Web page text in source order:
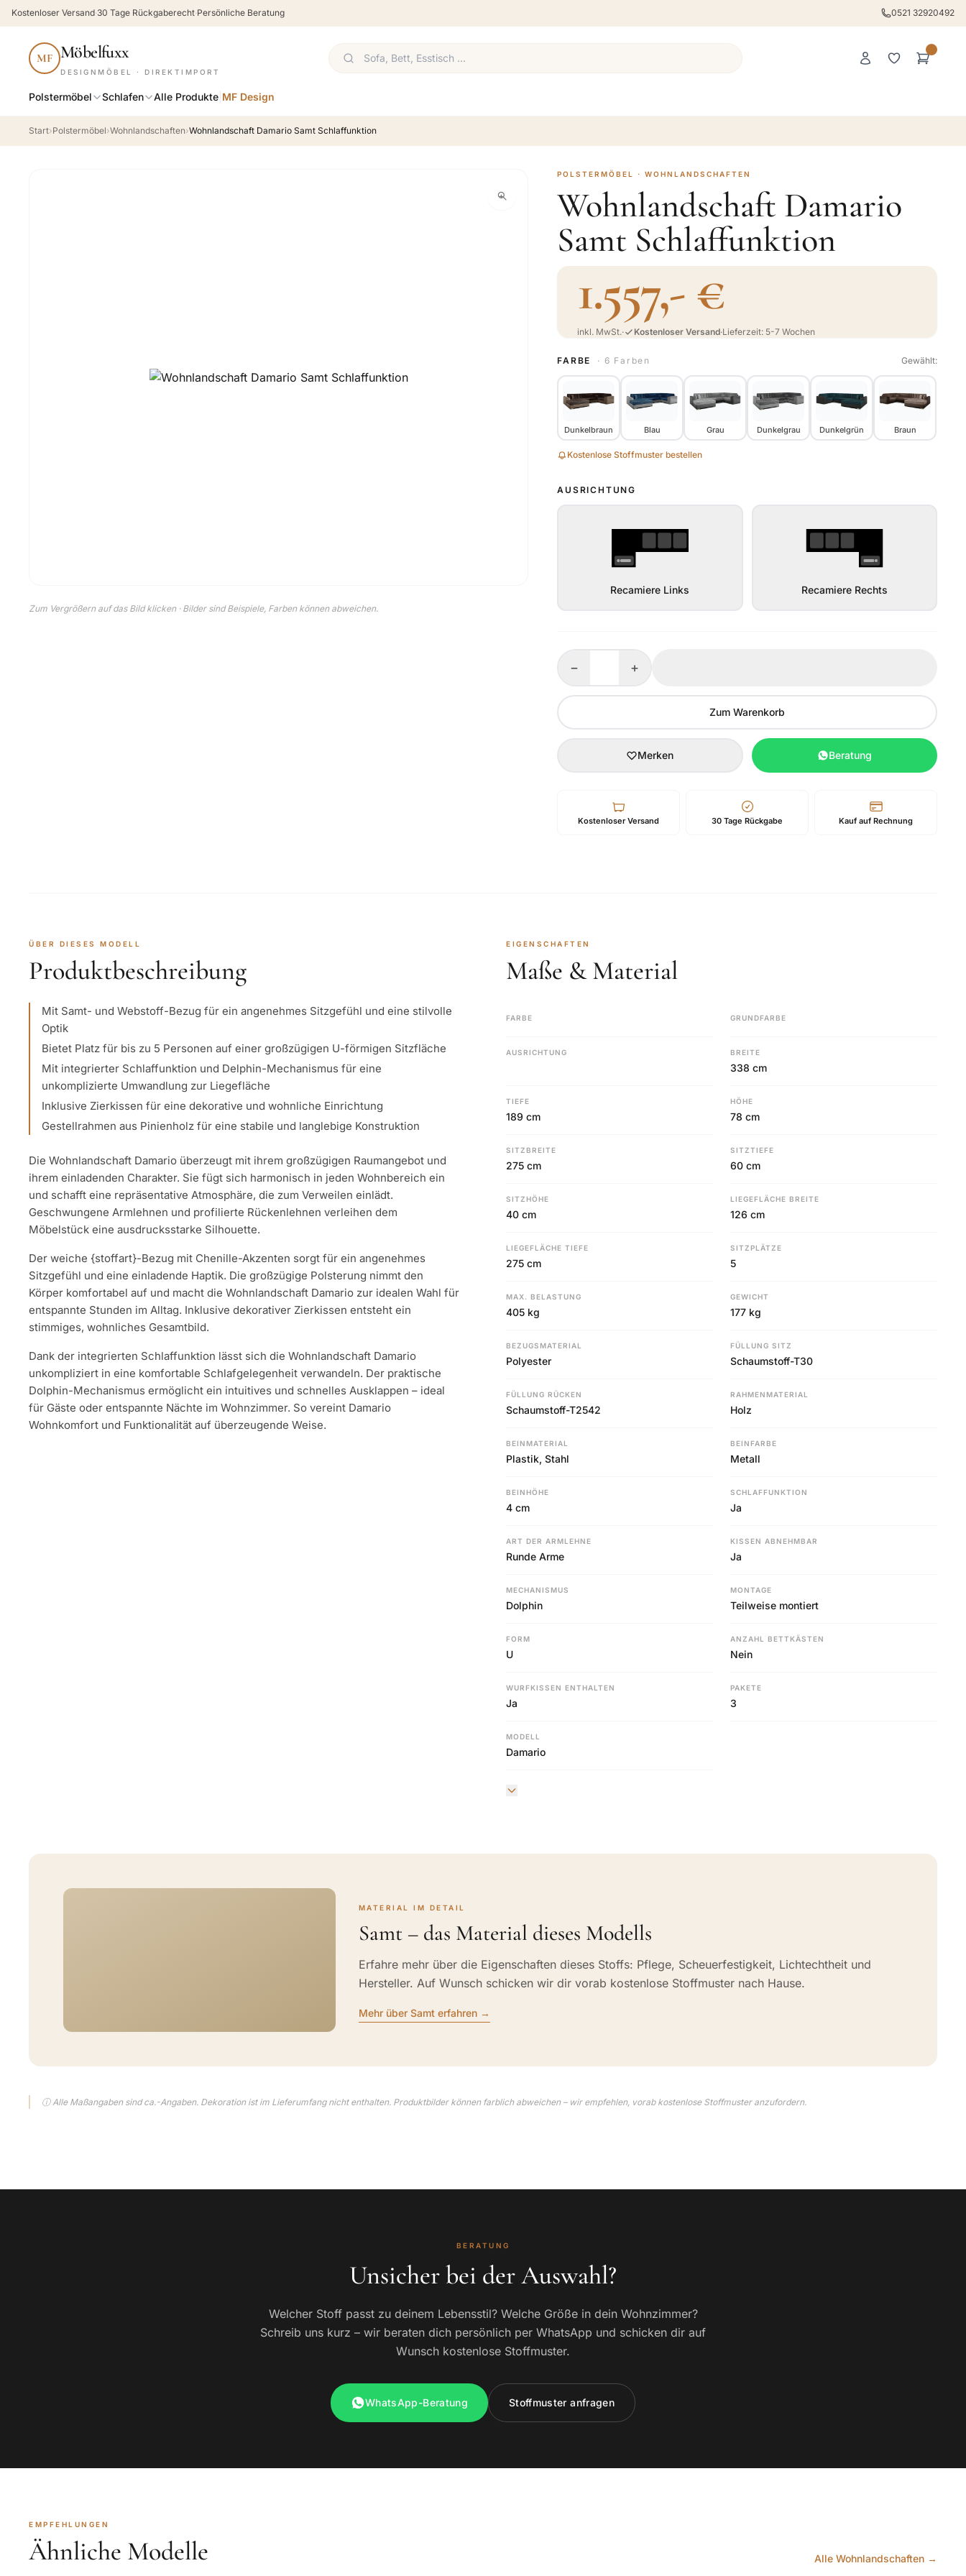
Kostenloser Versand·30 Tage Rückgaberecht·Persönliche Beratung 0521 32920492
MF Möbelfuxx
DESIGNMÖBEL · DIREKTIMPORT
Polstermöbel Schlafen Alle Produkte MF Design
Start›Polstermöbel›Wohnlandschaften›Wohnlandschaft Damario Samt Schlaffunktion
Zum Vergrößern auf das Bild klicken · Bilder sind Beispiele, Farben können abweichen.
POLSTERMÖBEL · WOHNLANDSCHAFTEN
Wohnlandschaft Damario
Samt Schlaffunktion
1.557,- €
inkl. MwSt.· Kostenloser Versand·Lieferzeit: 5-7 Wochen
FARBE · 6 Farben Gewählt:
Dunkelbraun Blau Grau Dunkelgrau Dunkelgrün Braun
Kostenlose Stoffmuster bestellen
AUSRICHTUNG
Recamiere Links Recamiere Rechts
− +
Zum Warenkorb
Merken Beratung
Kostenloser Versand 30 Tage Rückgabe Kauf auf Rechnung
ÜBER DIESES MODELL
Produktbeschreibung
Mit Samt- und Webstoff-Bezug für ein angenehmes Sitzgefühl und eine stilvolle
Optik
Bietet Platz für bis zu 5 Personen auf einer großzügigen U-förmigen Sitzfläche
Mit integrierter Schlaffunktion und Delphin-Mechanismus für eine
unkomplizierte Umwandlung zur Liegefläche
Inklusive Zierkissen für eine dekorative und wohnliche Einrichtung
Gestellrahmen aus Pinienholz für eine stabile und langlebige Konstruktion
Die Wohnlandschaft Damario überzeugt mit ihrem großzügigen Raumangebot und
ihrem einladenden Charakter. Sie fügt sich harmonisch in jeden Wohnbereich ein
und schafft eine repräsentative Atmosphäre, die zum Verweilen einlädt.
Geschwungene Armlehnen und profilierte Rückenlehnen verleihen dem
Möbelstück eine ausdrucksstarke Silhouette.
Der weiche {stoffart}-Bezug mit Chenille-Akzenten sorgt für ein angenehmes
Sitzgefühl und eine einladende Haptik. Die großzügige Polsterung nimmt den
Körper komfortabel auf und macht die Wohnlandschaft Damario zur idealen Wahl für
entspannte Stunden im Alltag. Inklusive dekorativer Zierkissen entsteht ein
stimmiges, wohnliches Gesamtbild.
Dank der integrierten Schlaffunktion lässt sich die Wohnlandschaft Damario
unkompliziert in eine komfortable Schlafgelegenheit verwandeln. Der praktische
Dolphin-Mechanismus ermöglicht ein intuitives und schnelles Ausklappen – ideal
für Gäste oder entspannte Nächte im Wohnzimmer. So vereint Damario
Wohnkomfort und Funktionalität auf überzeugende Weise.
EIGENSCHAFTEN
Maße & Material
FARBE GRUNDFARBE
AUSRICHTUNG BREITE
338 cm
TIEFE
189 cm
HÖHE
78 cm
SITZBREITE
275 cm
SITZTIEFE
60 cm
SITZHÖHE
40 cm
LIEGEFLÄCHE BREITE
126 cm
LIEGEFLÄCHE TIEFE
275 cm
SITZPLÄTZE
5
MAX. BELASTUNG
405 kg
GEWICHT
177 kg
BEZUGSMATERIAL
Polyester
FÜLLUNG SITZ
Schaumstoff-T30
FÜLLUNG RÜCKEN
Schaumstoff-T2542
RAHMENMATERIAL
Holz
BEINMATERIAL
Plastik, Stahl
BEINFARBE
Metall
BEINHÖHE
4 cm
SCHLAFFUNKTION
Ja
ART DER ARMLEHNE
Runde Arme
KISSEN ABNEHMBAR
Ja
MECHANISMUS
Dolphin
MONTAGE
Teilweise montiert
FORM
U
ANZAHL BETTKÄSTEN
Nein
WURFKISSEN ENTHALTEN
Ja
PAKETE
3
MODELL
Damario
MATERIAL IM DETAIL
Samt – das Material dieses Modells
Erfahre mehr über die Eigenschaften dieses Stoffs: Pflege, Scheuerfestigkeit, Lichtechtheit und
Hersteller. Auf Wunsch schicken wir dir vorab kostenlose Stoffmuster nach Hause.
Mehr über Samt erfahren →
ⓘ Alle Maßangaben sind ca.-Angaben. Dekoration ist im Lieferumfang nicht enthalten. Produktbilder können farblich abweichen – wir empfehlen, vorab kostenlose Stoffmuster anzufordern.
BERATUNG
Unsicher bei der Auswahl?
Welcher Stoff passt zu deinem Lebensstil? Welche Größe in dein Wohnzimmer?
Schreib uns kurz – wir beraten dich persönlich per WhatsApp und schicken dir auf
Wunsch kostenlose Stoffmuster.
WhatsApp-Beratung Stoffmuster anfragen
EMPFEHLUNGEN
Ähnliche Modelle Alle Wohnlandschaften →